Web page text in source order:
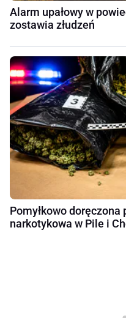
Alarm upałowy w
zostawia złudzeń
Pomyłkowo doręczona
narkotykowa w Pile i